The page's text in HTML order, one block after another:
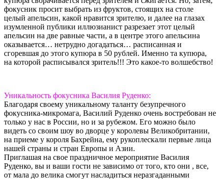
фокусник просит выбрать из фруктов, стоящих на столе
целый апельсин, какой нравится зрителю, и далее на глазах
изумленной публики иллюзианист разрезает этот целый
апельсин на две равные части, а в центре этого апельсина
оказывается… нетрудно догадаться… расписанная и
сгоревшая до этого купюра в 50 рублей. Именно та купюра,
на которой расписывался зритель!!! Это какое-то волшебство!
Уникальность фокусника Василия Руденко:
Благодаря своему уникальному таланту безупречного
фокусника-микромага, Василий Руденко очень востребован не
только у нас в России, но и за рубежом. Его можно было
видеть со своим шоу во дворце у королевы Великобритании,
на приеме у короля Бахрейна, ему рукоплескали первые лица
нашей страны и стран Европы и Азии.
Приглашая на свое праздничное мероприятие Василия
Руденко, вы и ваши гости не зависимо от того, кто они , все,
от мала до велика смогут насладиться неразгаданными